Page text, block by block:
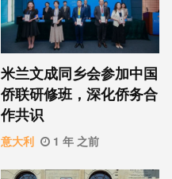
米兰文成同乡会参加中国
侨联研修班，深化侨务合
作共识
意大利 1 年 之前